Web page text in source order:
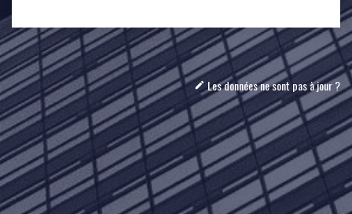
mode_editLes données ne sont pas à jour ?